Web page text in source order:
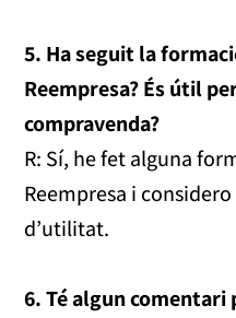
5. Ha seguit la
Reempresa? És útil
compravenda?
R: Sí, he fet alguna
Reempresa i
d’utilitat.
6. Té algun comentari